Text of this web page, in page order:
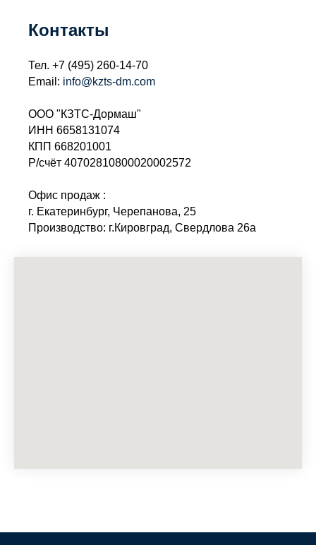
Контакты
Тел. +7 (495) 260-14-70
Email: info@kzts-dm.com
ООО "КЗТС-Дормаш"
ИНН 6658131074
КПП 668201001
Р/счёт 40702810800020002572
Офис продаж :
г. Екатеринбург, Черепанова, 25
Производство: г.Кировград, Свердлова 26а